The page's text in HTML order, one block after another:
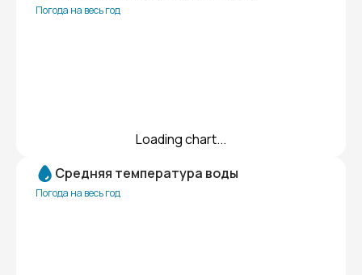
Погода на весь год
Loading chart...
Средняя температура воды
Погода на весь год